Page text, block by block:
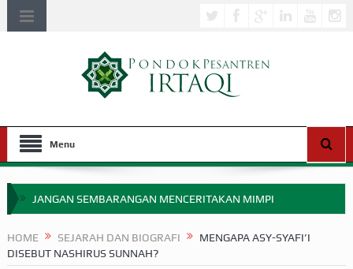
Menu
JANGAN SEMBARANGAN MENCERITAKAN MIMPI
MIMPI YANG DIABAIKAN MENJELANG PERANG BADAR
HOME SEJARAH DAN BIOGRAFI
MENGAPA ASY-SYAFI’I
DISEBUT NASHIRUS SUNNAH?